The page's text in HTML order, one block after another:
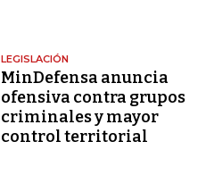
LEGISLACIÓN
MinDefensa anuncia
ofensiva contra grupos
criminales y mayor
control territorial